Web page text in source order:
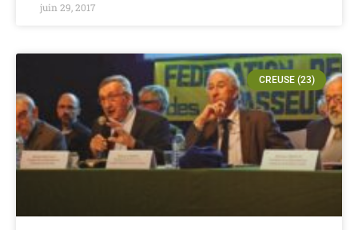
juin 29, 2017
CREUSE (23)